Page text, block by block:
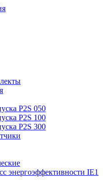
P2S 050
P2S 100
P2S 300
энергоэффективности IE1